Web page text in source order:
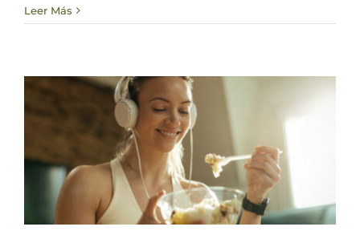
Leer Más